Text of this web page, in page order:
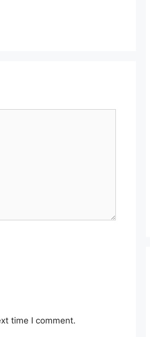
time I comment.